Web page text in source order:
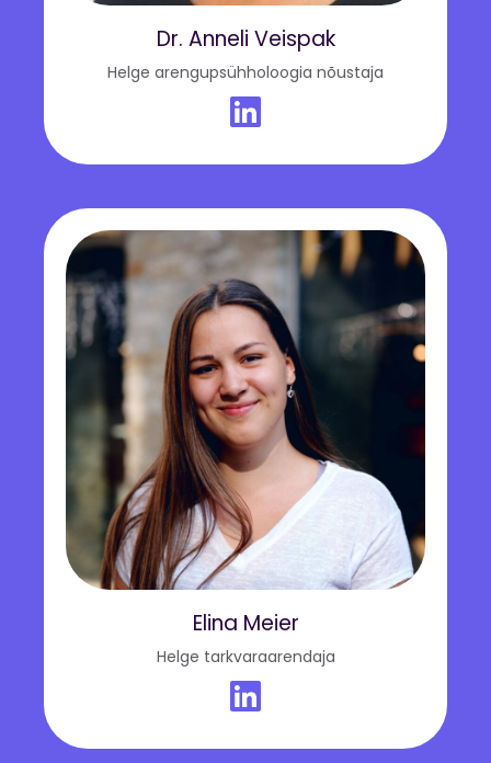
Dr. Anneli Veispak
Helge arengupsühholoogia nõustaja
Elina Meier
Helge tarkvaraarendaja